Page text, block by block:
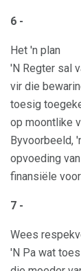
6 -
Het 'n plan
'N Regter sal
vir die
toesig
op moontlike
Byvoorbeeld,
opvoeding
finansiële
7 -
Wees
'N Pa wat